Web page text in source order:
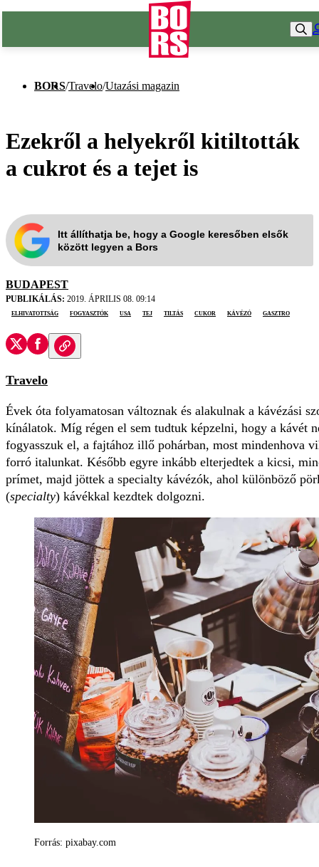
BORS/Travelo/Utazási magazin
Ezekről a helyekről kitiltották
a cukrot és a tejet is
Itt állíthatja be, hogy a Google keresőben elsők
között legyen a Bors
BUDAPEST
PUBLIKÁLÁS: 2019. ÁPRILIS 08. 09:14
elhivatottság
fogyasztók USA tej tiltás cukor kávézó gasztro
Travelo
Évek óta folyamatosan változnak és alakulnak a kávézási
kínálatok. Míg régen el sem tudtuk képzelni, hogy a kávét
fogyasszuk el, a fajtához illő pohárban, most mindenhova
forró italunkat. Később egyre inkább elterjedtek a kicsi,
prímet, majd jöttek a specialty kávézók, ahol különböző
(specialty) kávékkal kezdtek dolgozni.
Forrás: pixabay.com